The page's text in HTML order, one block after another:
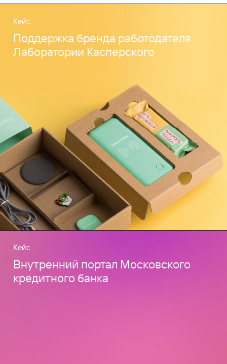
Кейс
Поддержка бренда работодателя
Лаборатории Касперского
Кейс
Внутренний портал Московского
кредитного банка